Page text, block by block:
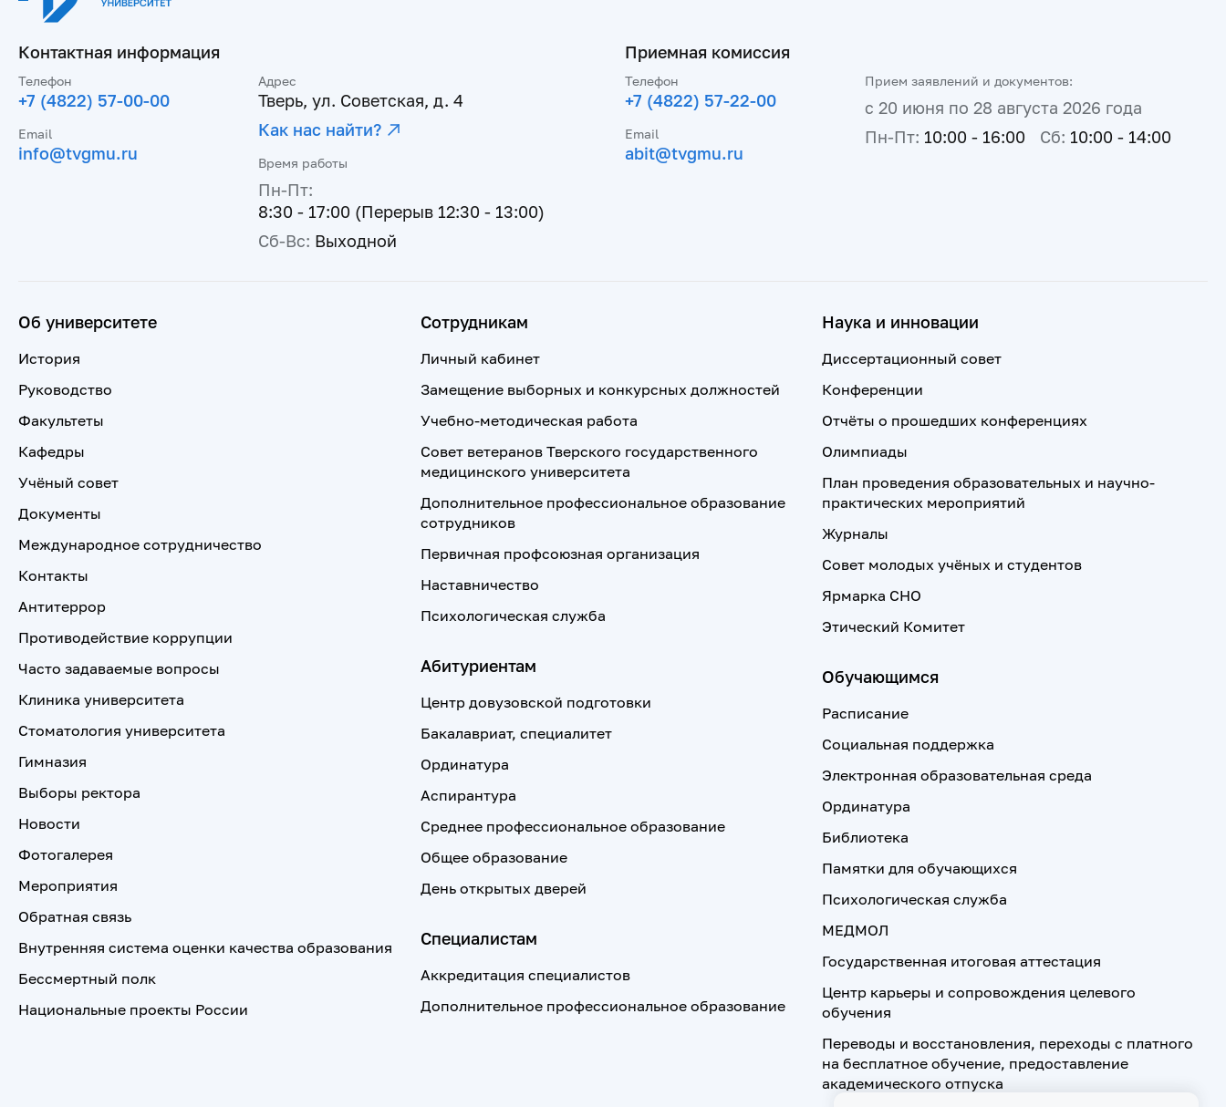
Контактная информация
Телефон
+7 (4822) 57-00-00
Email
info@tvgmu.ru
Адрес
Тверь, ул. Советская, д. 4
Как нас найти?
Время работы
Пн-Пт:
8:30 - 17:00 (Перерыв 12:30 - 13:00)
Сб-Вс: Выходной
Приемная комиссия
Телефон
+7 (4822) 57-22-00
Email
abit@tvgmu.ru
Прием заявлений и документов:
с 20 июня по 28 августа 2026 года
Пн-Пт: 10:00 - 16:00 Сб: 10:00 - 14:00
Об университете
История
Руководство
Факультеты
Кафедры
Учёный совет
Документы
Международное сотрудничество
Контакты
Антитеррор
Противодействие коррупции
Часто задаваемые вопросы
Клиника университета
Стоматология университета
Гимназия
Выборы ректора
Новости
Фотогалерея
Мероприятия
Обратная связь
Внутренняя система оценки качества образования
Бессмертный полк
Национальные проекты России
Сотрудникам
Личный кабинет
Замещение выборных и конкурсных должностей
Учебно-методическая работа
Совет ветеранов Тверского государственного
медицинского университета
Дополнительное профессиональное образование
сотрудников
Первичная профсоюзная организация
Наставничество
Психологическая служба
Абитуриентам
Центр довузовской подготовки
Бакалавриат, специалитет
Ординатура
Аспирантура
Среднее профессиональное образование
Общее образование
День открытых дверей
Специалистам
Аккредитация специалистов
Дополнительное профессиональное образование
Наука и инновации
Диссертационный совет
Конференции
Отчёты о прошедших конференциях
Олимпиады
План проведения образовательных и научно-
практических мероприятий
Журналы
Совет молодых учёных и студентов
Ярмарка СНО
Этический Комитет
Обучающимся
Расписание
Социальная поддержка
Электронная образовательная среда
Ординатура
Библиотека
Памятки для обучающихся
Психологическая служба
МЕДМОЛ
Государственная итоговая аттестация
Центр карьеры и сопровождения целевого
обучения
Переводы и восстановления, переходы с платного
на бесплатное обучение, предоставление
академического отпуска